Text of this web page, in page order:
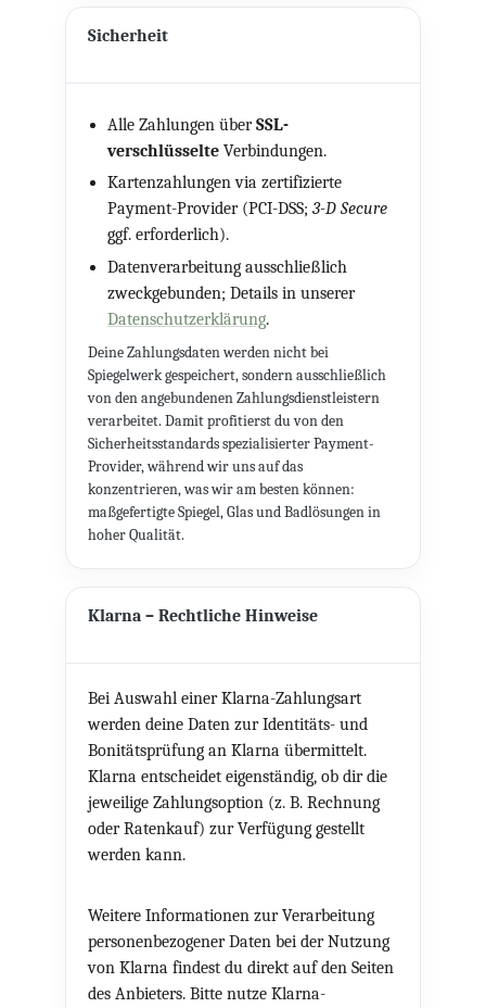
Sicherheit
Alle Zahlungen überSSL-
verschlüsselteVerbindungen.
Kartenzahlungen via zertifizierte
Payment-Provider (PCI-DSS; 3-D Secure
ggf. erforderlich).
Datenverarbeitung ausschließlich
zweckgebunden; Details in unserer
Datenschutzerklärung.
Deine Zahlungsdaten werden nicht bei
Spiegelwerk gespeichert, sondern ausschließlich
von den angebundenen Zahlungsdienstleistern
verarbeitet. Damit profitierst du von den
Sicherheitsstandards spezialisierter Payment-
Provider, während wir uns auf das
konzentrieren, was wir am besten können:
maßgefertigte Spiegel, Glas und Badlösungen in
hoher Qualität.
Klarna – Rechtliche Hinweise
Bei Auswahl einer Klarna-Zahlungsart
werden deine Daten zur Identitäts- und
Bonitätsprüfung an Klarna übermittelt.
Klarna entscheidet eigenständig, ob dir die
jeweilige Zahlungsoption (z. B. Rechnung
oder Ratenkauf) zur Verfügung gestellt
werden kann.
Weitere Informationen zur Verarbeitung
personenbezogener Daten bei der Nutzung
von Klarna findest du direkt auf den Seiten
des Anbieters. Bitte nutze Klarna-